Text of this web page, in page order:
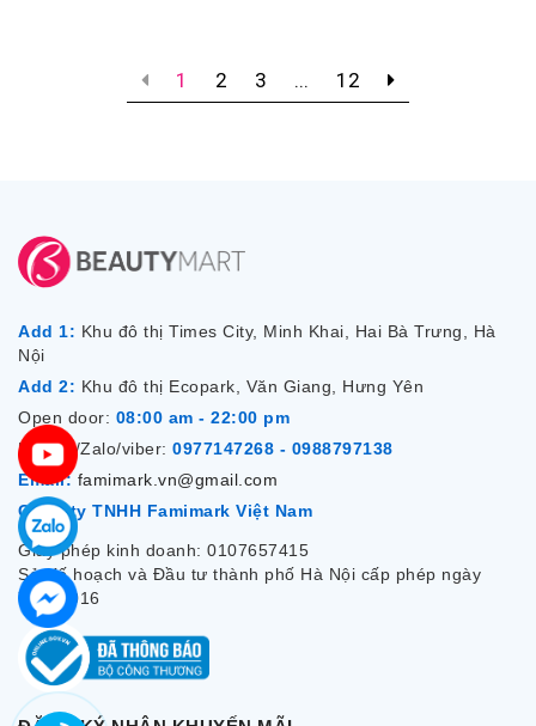
1 2 3 ... 12
Add 1: Khu đô thị Times City, Minh Khai, Hai Bà Trưng, Hà
Nội
Add 2: Khu đô thị Ecopark, Văn Giang, Hưng Yên
Open door: 08:00 am - 22:00 pm
Hotline/Zalo/viber: 0977147268 - 0988797138
Email: famimark.vn@gmail.com
Công ty TNHH Famimark Việt Nam
Giấy phép kinh doanh: 0107657415
Sở Kế hoạch và Đầu tư thành phố Hà Nội cấp phép ngày
7/12/2016